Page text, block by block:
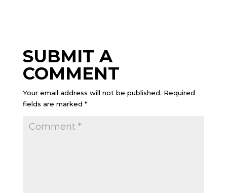
SUBMIT A
COMMENT
Your email address will not be published. Required
fields are marked *